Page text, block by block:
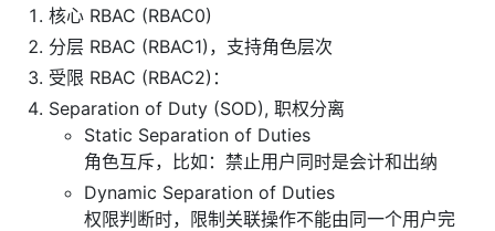
核心 RBAC (RBAC0)
分层 RBAC (RBAC1)，支持角色层次
受限 RBAC (RBAC2)：
Separation of Duty (SOD), 职权分离
Static Separation of Duties
角色互斥，比如：禁止用户同时是会计和出纳
Dynamic Separation of Duties
权限判断时，限制关联操作不能由同一个用户完